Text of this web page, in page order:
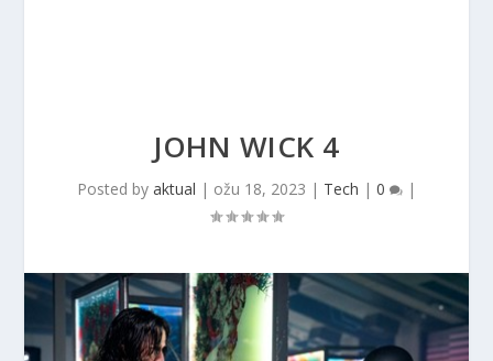
JOHN WICK 4
Posted by aktual | ožu 18, 2023 | Tech | 0 |